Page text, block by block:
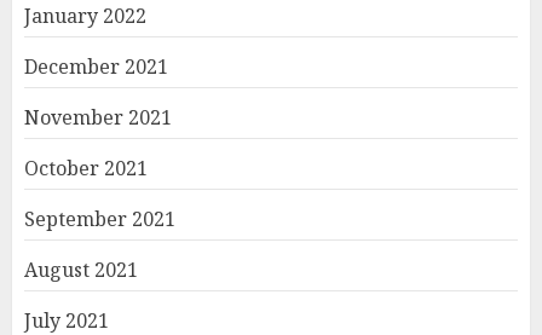
January 2022
December 2021
November 2021
October 2021
September 2021
August 2021
July 2021